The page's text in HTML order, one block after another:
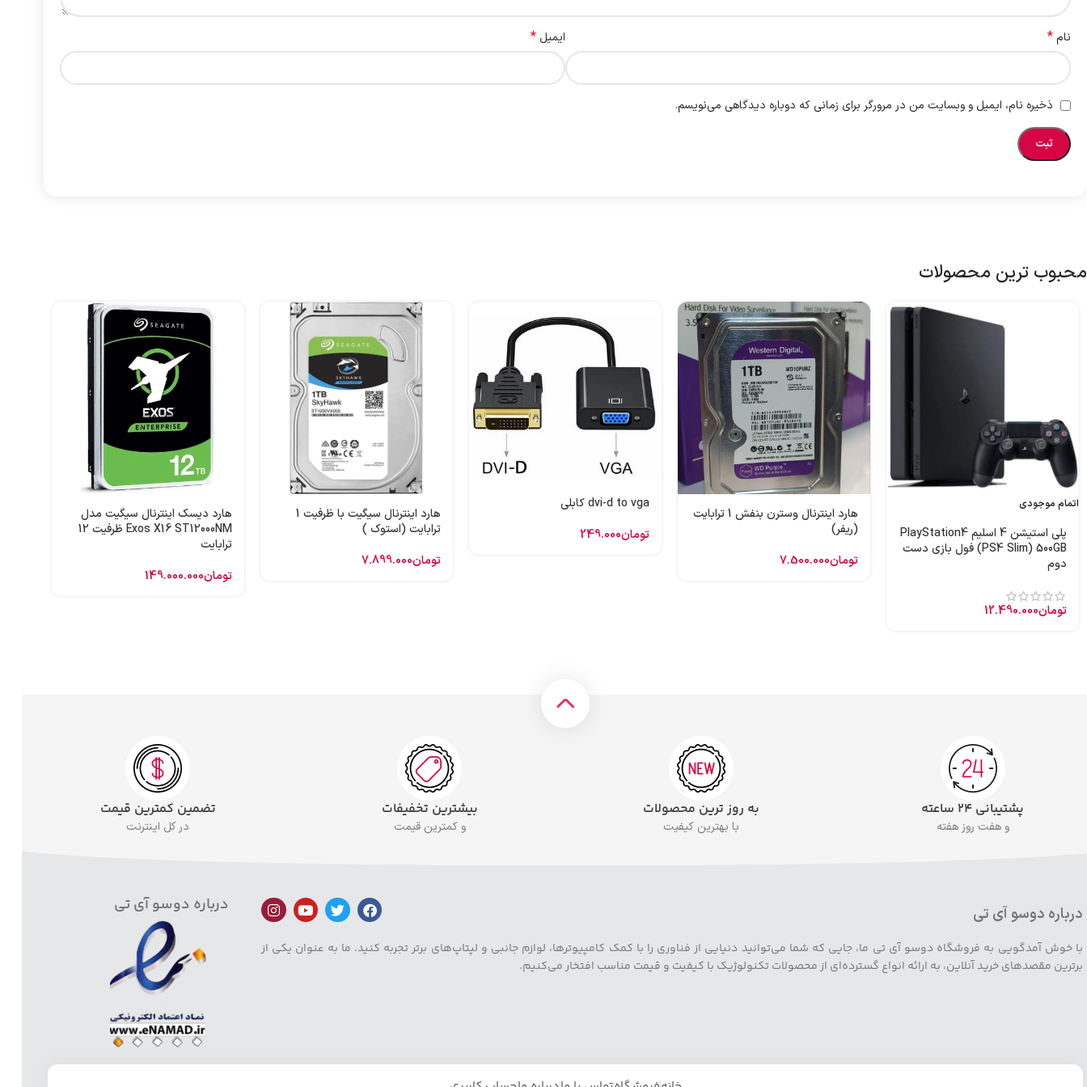
نام* ایمیل *
ذخیره نام، ایمیل و وبسایت من در مرورگر برای زمانی که دوباره دیدگاهی می‌نویسم.
محبوب ترین محصولات
اتمام موجودی
پلی استیشن 4 اسلیم PlayStation4
(PS4 Slim) 500GB فول بازی دست
دوم
تومان12.490.000
هارد اینترنال وسترن بنفش 1 ترابایت
(ریفر)
تومان7.500.000
dvi-d to vga کابلی
تومان249.000
هارد اینترنال سیگیت با ظرفیت 1
ترابایت (استوک )
تومان7.899.000
هارد دیسک اینترنال سیگیت مدل
Exos X16 ST12000NM ظرفیت 12
ترابایت
تومان149.000.000
پشتیبانی ۲۴ ساعته
و هفت روز هفته
به روز ترین محصولات
با بهترین کیفیت
بیشترین تخفیفات
و کمترین قیمت
تضمین کمترین قیمت
در کل اینترنت
درباره دوسو آی تی
با خوش آمدگویی به فروشگاه دوسو آی تی ما، جایی که شما می‌توانید دنیایی از فناوری را با کمک کامپیوترها، لوازم جانبی و لپتاپ‌های برتر تجربه کنید. ما به عنوان یکی از
برترین مقصدهای خرید آنلاین، به ارائه انواع گسترده‌ای از محصولات تکنولوژیک با کیفیت و قیمت مناسب افتخار می‌کنیم.
درباره دوسو آی تی